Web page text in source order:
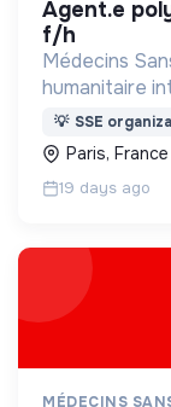
agent.e polyvalent.e services généraux
f/h
Médecins
humanitaire
médicale à
menacée.
💡 SSE
Paris, France
19 days ago
MÉDECINS